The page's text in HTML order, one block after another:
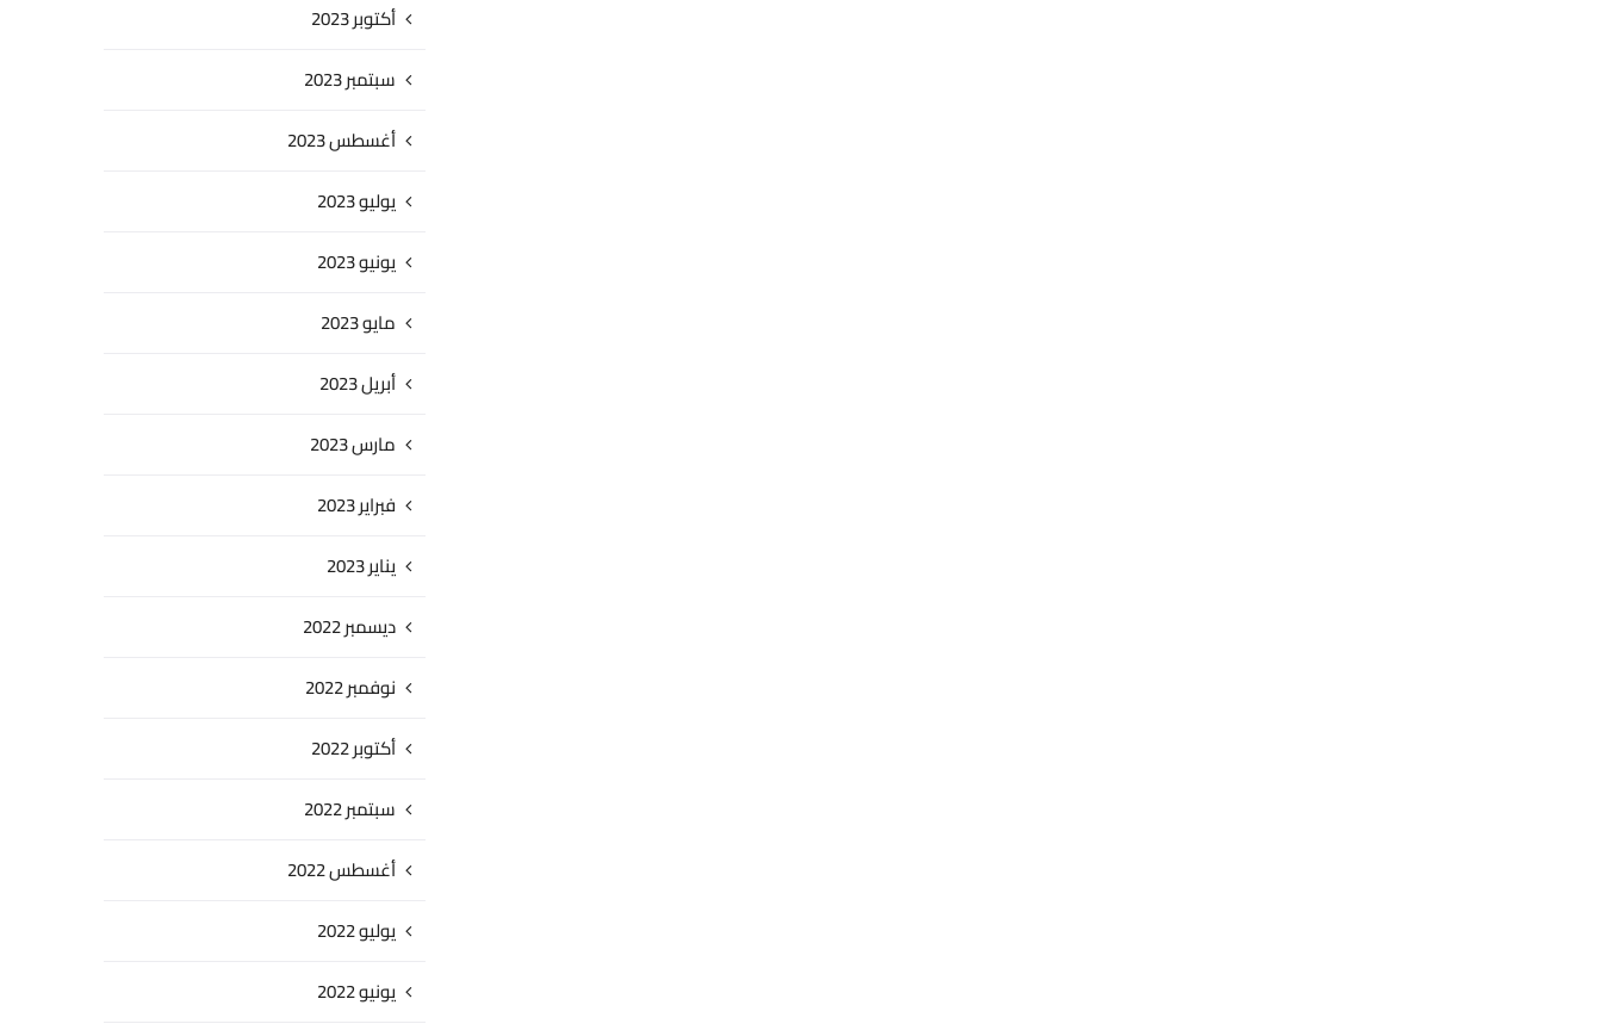
أكتوبر 2023
سبتمبر 2023
أغسطس 2023
يوليو 2023
يونيو 2023
مايو 2023
أبريل 2023
مارس 2023
فبراير 2023
يناير 2023
ديسمبر 2022
نوفمبر 2022
أكتوبر 2022
سبتمبر 2022
أغسطس 2022
يوليو 2022
يونيو 2022